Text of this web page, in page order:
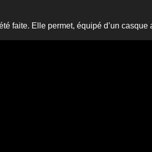
faite. Elle permet, équipé d’un